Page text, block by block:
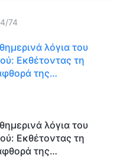
/74
λόγια του
Εκθέτοντας τη
της
λόγια του
Εκθέτοντας τη
της